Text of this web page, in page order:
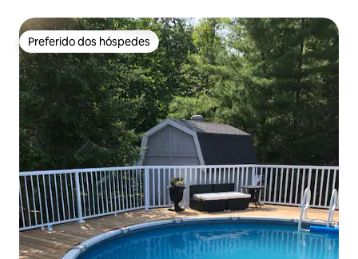
Preferido dos hóspedes
Preferido dos hóspedes